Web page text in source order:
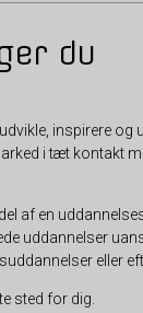
du
inspirere og
i tæt kontakt
af en
uddannelser
eller
sted for dig.